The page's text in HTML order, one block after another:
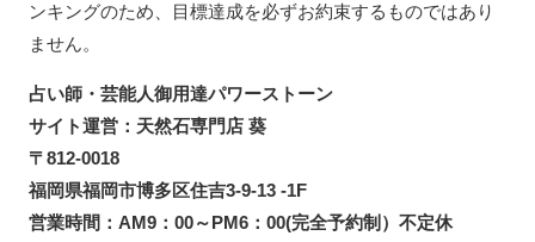
ンキングのため、目標達成を必ずお約束するものではあり
ません。
占い師・芸能人御用達パワーストーン
サイト運営：天然石専門店 葵
〒812-0018
福岡県福岡市博多区住吉3-9-13 -1F
営業時間：AM9：00～PM6：00(完全予約制）不定休